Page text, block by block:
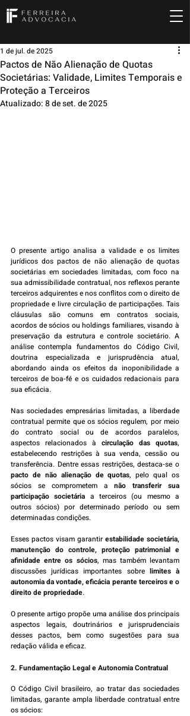
Pactos de Não Alienação de Quotas
Societárias: Validade, Limites Temporais e
Proteção a Terceiros
1 de jul. de 2025
Atualizado:8 de set. de 2025
O presente artigo analisa a validade e os limites
jurídicos dos pactos de não alienação de quotas
societárias em sociedades limitadas, com foco na
sua admissibilidade contratual, nos reflexos perante
terceiros adquirentes e nos conflitos com o direito de
propriedade e livre circulação de participações. Tais
cláusulas são comuns em contratos sociais,
acordos de sócios ou holdings familiares, visando à
preservação da estrutura e controle societário. A
análise contempla fundamentos do Código Civil,
doutrina especializada e jurisprudência atual,
abordando ainda os efeitos da inoponibilidade a
terceiros de boa-fé e os cuidados redacionais para
sua eficácia.
Nas sociedades empresárias limitadas, a liberdade
contratual permite que os sócios regulem, por meio
do contrato social ou de acordos paralelos,
aspectos relacionados à circulação das quotas,
estabelecendo restrições à sua venda, cessão ou
pacto de não alienação de quotas, pelo qual os
sócios se comprometem a não transferir sua
participação societária a terceiros (ou mesmo a
outros sócios) por determinado período ou sem
determinadas condições.
Esses pactos visam garantir estabilidade societária,
manutenção do controle, proteção patrimonial e
afinidade entre os sócios, mas também levantam
discussões jurídicas importantes sobre limites à
autonomia da vontade, eficácia perante terceiros e o
direito de propriedade.
O presente artigo propõe uma análise dos principais
aspectos legais, doutrinários e jurisprudenciais
desses pactos, bem como sugestões para sua
redação válida e eficaz.
2. Fundamentação Legal e Autonomia Contratual
O Código Civil brasileiro, ao tratar das sociedades
limitadas, garante ampla liberdade contratual entre
os sócios: